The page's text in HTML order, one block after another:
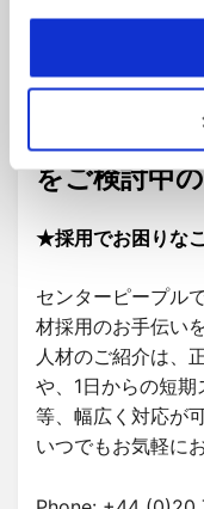
JAN 2022 -階級別
【イギリス
をご検討中
★採用でお困りな
センターピープル
材採用のお手伝い
人材のご紹介は、
や、1日からの短
等、幅広く対応が
いつでもお気軽に